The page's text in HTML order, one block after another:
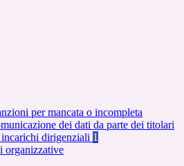
per mancata o incompleta
dei dati da parte dei titolari
dirigenziali 1
organizzative